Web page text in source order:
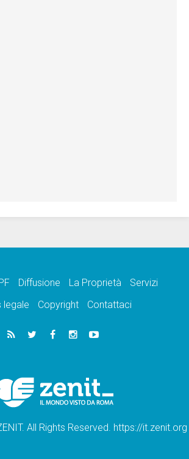
Diffusione La Proprietà
Servizi
legale
Copyright Contattaci
All Rights Reserved. https://it.zenit.org